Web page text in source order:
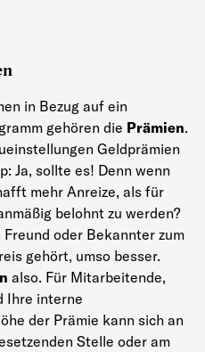
in Bezug auf ein
gehören die Prämien.
Geldprämien
Ja, sollte es! Denn wenn
mehr Anreize, als für
belohnt zu werden?
oder Bekannter zum
gehört, umso besser.
also. Für Mitarbeitende,
Ihre interne
der Prämie kann sich an
Stelle oder am